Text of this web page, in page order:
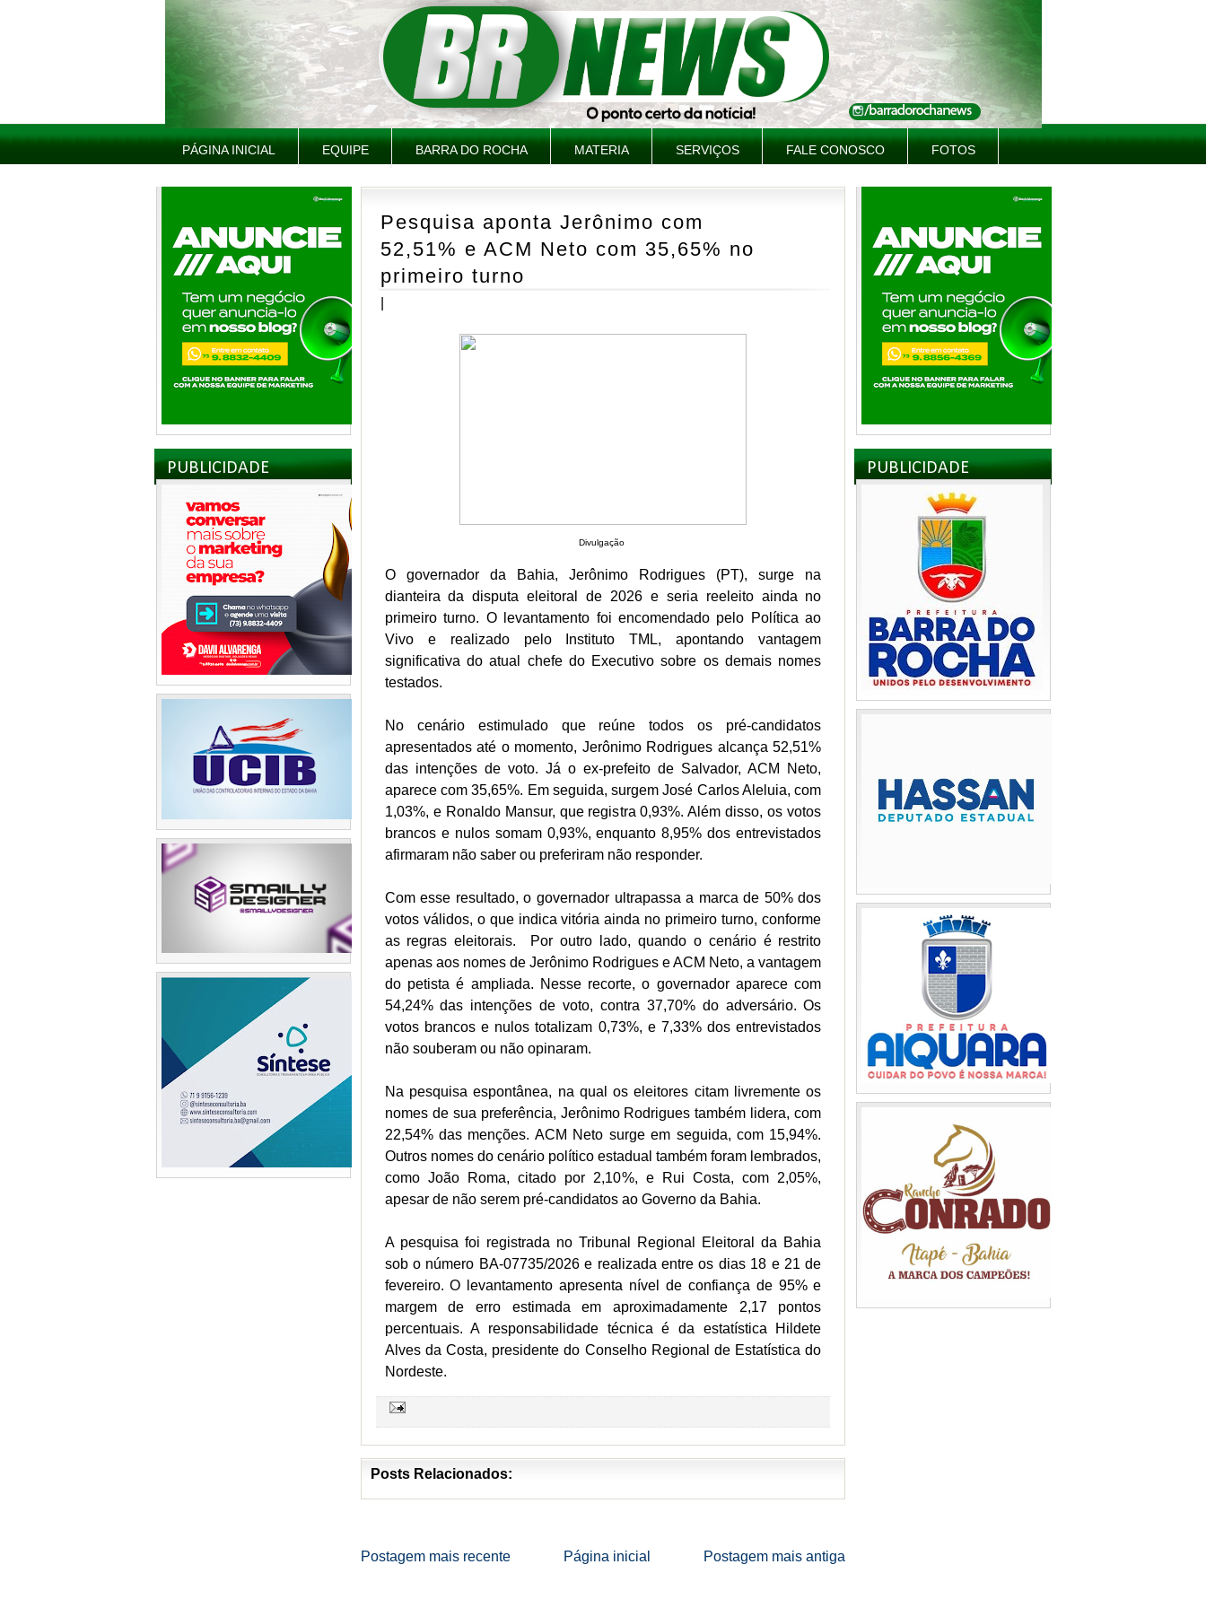
PÁGINA INICIAL EQUIPE BARRA DO ROCHA MATERIA SERVIÇOS FALE CONOSCO FOTOS
PUBLICIDADE
Pesquisa aponta Jerônimo com
52,51% e ACM Neto com 35,65% no
primeiro turno
Divulgação
O governador da Bahia, Jerônimo Rodrigues (PT), surge na
dianteira da disputa eleitoral de 2026 e seria reeleito ainda no
primeiro turno. O levantamento foi encomendado pelo Política ao
Vivo e realizado pelo Instituto TML, apontando vantagem
significativa do atual chefe do Executivo sobre os demais nomes
testados.
No cenário estimulado que reúne todos os pré-candidatos
apresentados até o momento, Jerônimo Rodrigues alcança 52,51%
das intenções de voto. Já o ex-prefeito de Salvador, ACM Neto,
aparece com 35,65%. Em seguida, surgem José Carlos Aleluia, com
1,03%, e Ronaldo Mansur, que registra 0,93%. Além disso, os votos
brancos e nulos somam 0,93%, enquanto 8,95% dos entrevistados
afirmaram não saber ou preferiram não responder.
Com esse resultado, o governador ultrapassa a marca de 50% dos
votos válidos, o que indica vitória ainda no primeiro turno, conforme
as regras eleitorais. Por outro lado, quando o cenário é restrito
apenas aos nomes de Jerônimo Rodrigues e ACM Neto, a vantagem
do petista é ampliada. Nesse recorte, o governador aparece com
54,24% das intenções de voto, contra 37,70% do adversário. Os
votos brancos e nulos totalizam 0,73%, e 7,33% dos entrevistados
não souberam ou não opinaram.
Na pesquisa espontânea, na qual os eleitores citam livremente os
nomes de sua preferência, Jerônimo Rodrigues também lidera, com
22,54% das menções. ACM Neto surge em seguida, com 15,94%.
Outros nomes do cenário político estadual também foram lembrados,
como João Roma, citado por 2,10%, e Rui Costa, com 2,05%,
apesar de não serem pré-candidatos ao Governo da Bahia.
A pesquisa foi registrada no Tribunal Regional Eleitoral da Bahia
sob o número BA-07735/2026 e realizada entre os dias 18 e 21 de
fevereiro. O levantamento apresenta nível de confiança de 95% e
margem de erro estimada em aproximadamente 2,17 pontos
percentuais. A responsabilidade técnica é da estatística Hildete
Alves da Costa, presidente do Conselho Regional de Estatística do
Nordeste.
Posts Relacionados:
Postagem mais recente Postagem mais antiga
Página inicial
PUBLICIDADE